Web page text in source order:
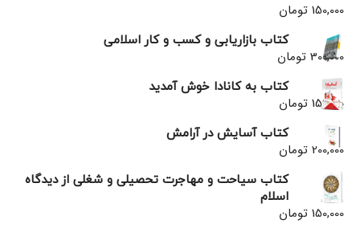
150,000 تومان
کتاب بازاریابی و کسب و کار اسلامی
300,000 تومان
کتاب به کانادا خوش آمدید
150,000 تومان
کتاب آسایش در آرامش
200,000 تومان
کتاب سیاحت و مهاجرت تحصیلی و شغلی از دیدگاه
اسلام
150,000 تومان